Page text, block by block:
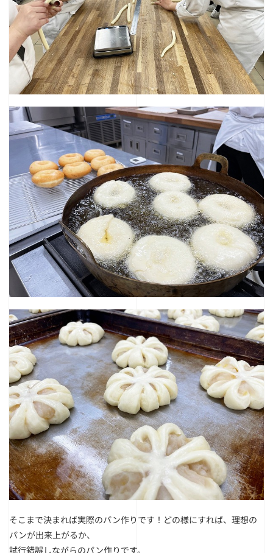
そこまで決まれば実際のパン作りです！ どの様にすれば、理想の
パンが出来上がるか、
試行錯誤しながらのパン作りです。